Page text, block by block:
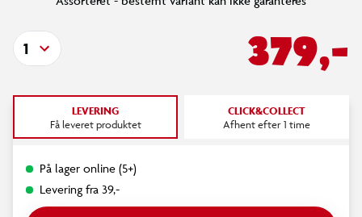
379,-
1
LEVERING
Få leveret produktet
CLICK&COLLECT
Afhent efter 1 time
På lager online (5+)
Levering fra 39,-